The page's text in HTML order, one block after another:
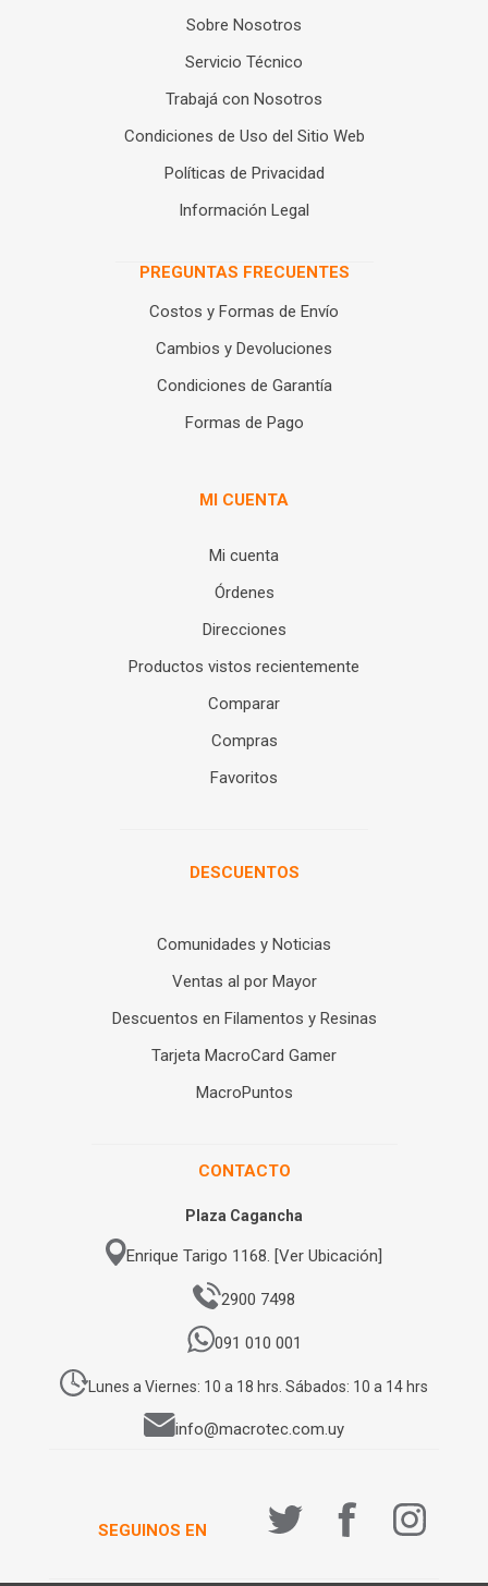
Sobre Nosotros
Servicio Técnico
Trabajá con Nosotros
Condiciones de Uso del Sitio Web
Políticas de Privacidad
Información Legal
PREGUNTAS FRECUENTES
Costos y Formas de Envío
Cambios y Devoluciones
Condiciones de Garantía
Formas de Pago
MI CUENTA
Mi cuenta
Órdenes
Direcciones
Productos vistos recientemente
Comparar
Compras
Favoritos
DESCUENTOS
Comunidades y Noticias
Ventas al por Mayor
Descuentos en Filamentos y Resinas
Tarjeta MacroCard Gamer
MacroPuntos
CONTACTO
Plaza Cagancha
Enrique Tarigo 1168. [Ver Ubicación]
2900 7498
091 010 001
Lunes a Viernes: 10 a 18 hrs. Sábados: 10 a 14 hrs
info@macrotec.com.uy
SEGUINOS EN